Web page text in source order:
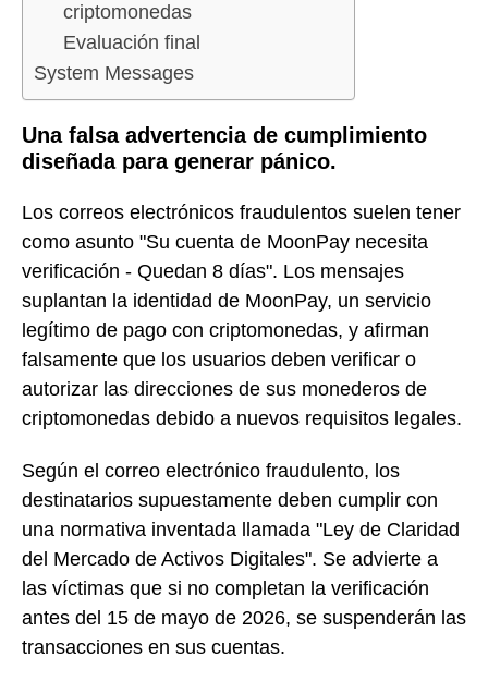
criptomonedas
Evaluación final
System Messages
Una falsa advertencia de cumplimiento
diseñada para generar pánico.
Los correos electrónicos fraudulentos suelen tener
como asunto "Su cuenta de MoonPay necesita
verificación - Quedan 8 días". Los mensajes
suplantan la identidad de MoonPay, un servicio
legítimo de pago con criptomonedas, y afirman
falsamente que los usuarios deben verificar o
autorizar las direcciones de sus monederos de
criptomonedas debido a nuevos requisitos legales.
Según el correo electrónico fraudulento, los
destinatarios supuestamente deben cumplir con
una normativa inventada llamada "Ley de Claridad
del Mercado de Activos Digitales". Se advierte a
las víctimas que si no completan la verificación
antes del 15 de mayo de 2026, se suspenderán las
transacciones en sus cuentas.